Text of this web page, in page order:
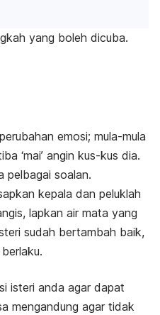
yang boleh dicuba.
emosi; mula-mula
‘mai’ angin kus-kus dia.
pelbagai soalan.
kepala dan peluklah
lapkan air mata yang
sudah bertambah baik,
isteri anda agar dapat
mengandung agar tidak